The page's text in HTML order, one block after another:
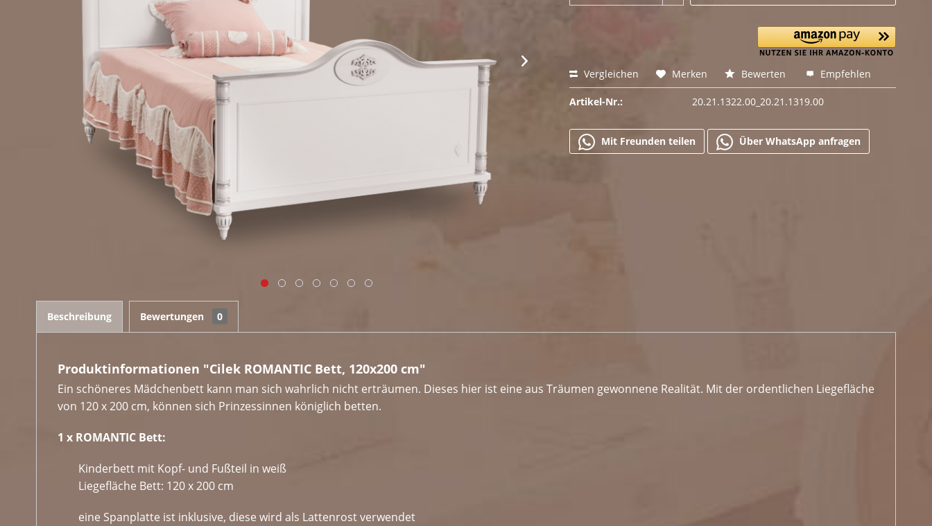
Vergleichen Merken Bewerten Empfehlen
Artikel-Nr.: 20.21.1322.00_20.21.1319.00
Mit Freunden teilen Über WhatsApp anfragen
Beschreibung Bewertungen 0
Produktinformationen "Cilek ROMANTIC Bett, 120x200 cm"
Ein schöneres Mädchenbett kann man sich wahrlich nicht erträumen. Dieses hier ist eine aus Träumen gewonnene Realität. Mit der ordentlichen Liegefläche
von 120 x 200 cm, können sich Prinzessinnen königlich betten.
1 x ROMANTIC Bett:
Kinderbett mit Kopf- und Fußteil in weiß
Liegefläche Bett: 120 x 200 cm
eine Spanplatte ist inklusive, diese wird als Lattenrost verwendet